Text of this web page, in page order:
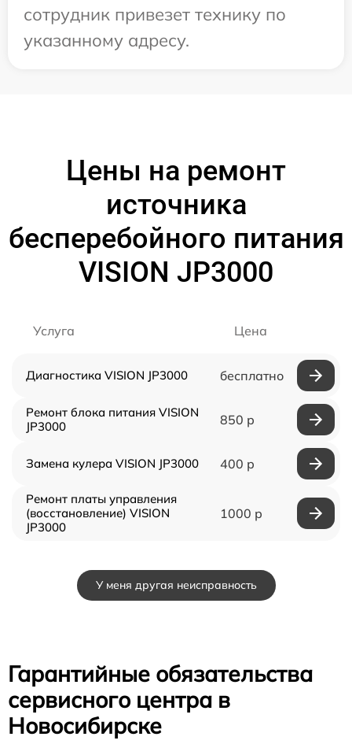
сотрудник привезет технику по
указанному адресу.
Цены на ремонт
источника
бесперебойного питания
VISION JP3000
Услуга Цена
Диагностика VISION JP3000 бесплатно
Ремонт блока питания VISION
JP3000
850 р
Замена кулера VISION JP3000 400 р
Ремонт платы управления
(восстановление) VISION
JP3000
1000 р
У меня другая неисправность
Гарантийные обязательства
сервисного центра в
Новосибирске